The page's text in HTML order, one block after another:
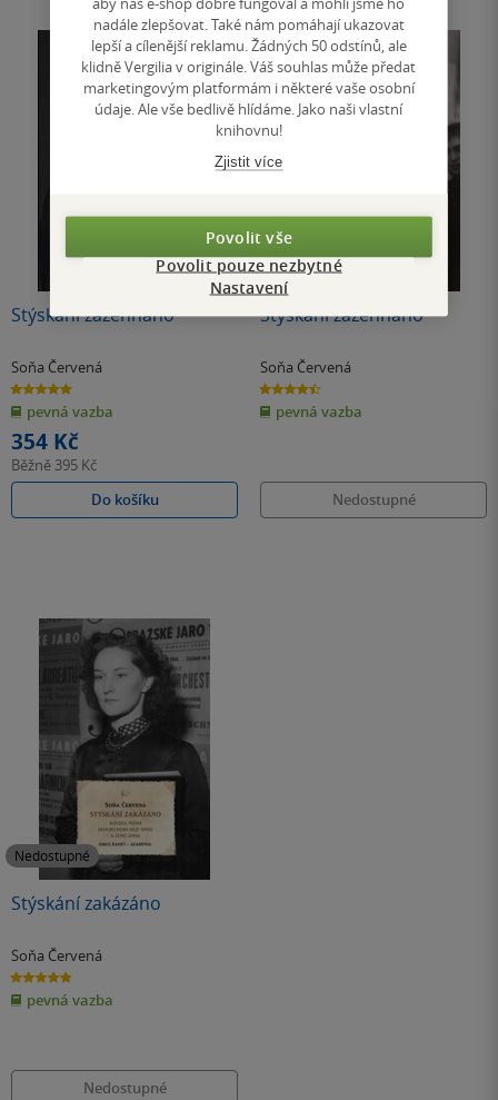
Stýskání zažehnáno
Soňa Červená
5.0
z
5
hvězdiček
pevná vazba
354 Kč
Běžně 395 Kč
Do košíku
Nedostupné
Stýskání zažehnáno
Soňa Červená
4.5
z
5
hvězdiček
pevná vazba
Nedostupné
Nedostupné
Stýskání zakázáno
Soňa Červená
4.8
z
5
hvězdiček
pevná vazba
Nedostupné
nadále zlepšovat. Také nám pomáhají ukazovat
lepší a cílenější reklamu. Žádných 50 odstínů, ale
klidně Vergilia v originále. Váš souhlas může předat
marketingovým platformám i některé vaše osobní
údaje. Ale vše bedlivě hlídáme. Jako naši vlastní
knihovnu!
Zjistit více
Povolit vše
Povolit pouze nezbytné
Nastavení